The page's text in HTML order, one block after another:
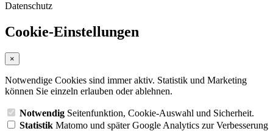
Datenschutz
Cookie-Einstellungen
×
Notwendige Cookies sind immer aktiv. Statistik und Marketing
können Sie einzeln erlauben oder ablehnen.
Notwendig Seitenfunktion, Cookie-Auswahl und Sicherheit.
Statistik Matomo und später Google Analytics zur Verbesserung